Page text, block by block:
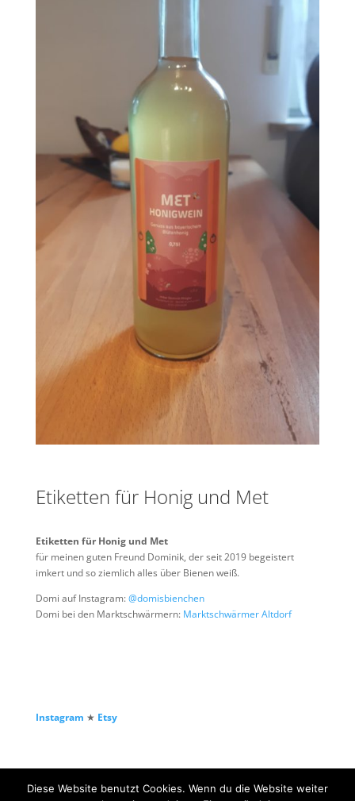
Etiketten für Honig und Met
Etiketten für Honig und Met
für meinen guten Freund Dominik, der seit 2019 begeistert
imkert und so ziemlich alles über Bienen weiß.
Domi auf Instagram:@domisbienchen
Domi bei den Marktschwärmern: Marktschwärmer Altdorf
Instagram ★ Etsy
Diese Website benutzt Cookies. Wenn du die Website weiter